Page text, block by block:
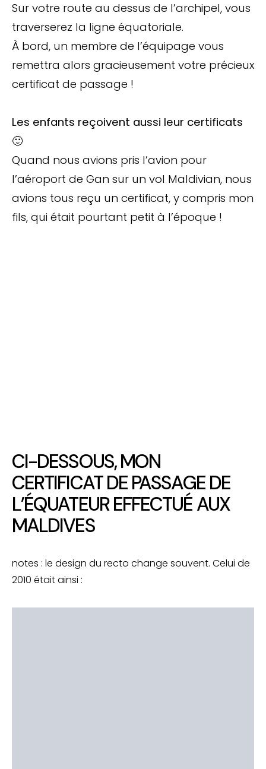
Sur votre route au dessus de l’archipel, vous
traverserez la ligne équatoriale.
À bord, un membre de l’équipage vous
remettra alors gracieusement votre précieux
certificat de passage !
Les enfants reçoivent aussi leur certificats
🙂
Quand nous avions pris l’avion pour
l’aéroport de Gan sur un vol Maldivian, nous
avions tous reçu un certificat, y compris mon
fils, qui était pourtant petit à l’époque !
CI-DESSOUS, MON
CERTIFICAT DE PASSAGE DE
L’ÉQUATEUR EFFECTUÉ AUX
MALDIVES
notes : le design du recto change souvent. Celui de
2010 était ainsi :